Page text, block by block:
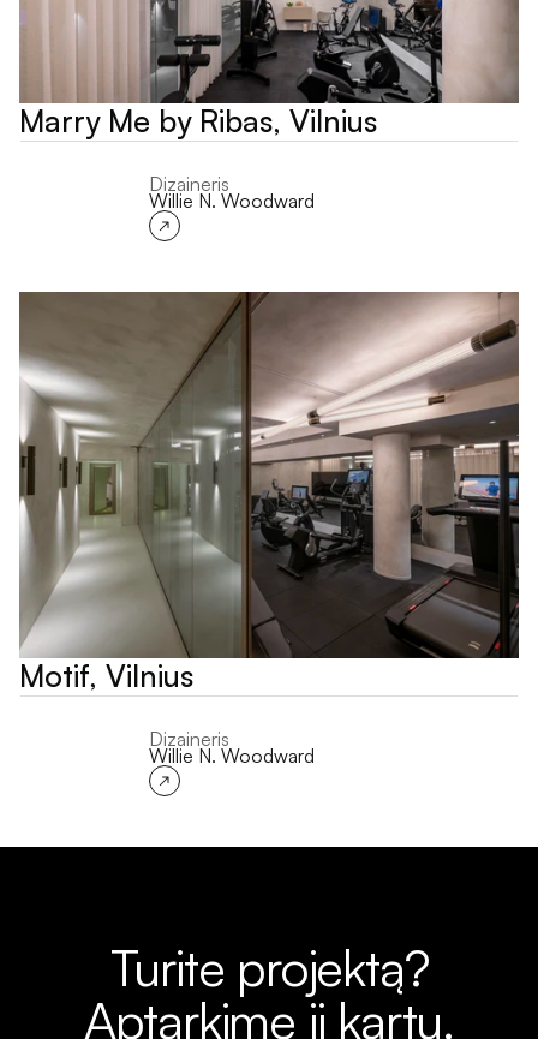
Marry Me by Ribas, Vilnius
Dizaineris
Willie N. Woodward
Motif, Vilnius
Dizaineris
Willie N. Woodward
Turite projektą?
Aptarkime jį kartu.